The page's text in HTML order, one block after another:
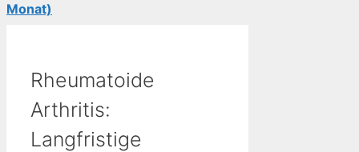
Monat)
Rheumatoide
Arthritis:
Langfristige